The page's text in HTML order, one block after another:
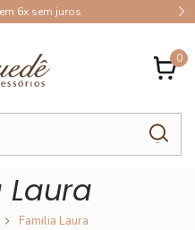
6x sem juros
0
Laura
Familia Laura